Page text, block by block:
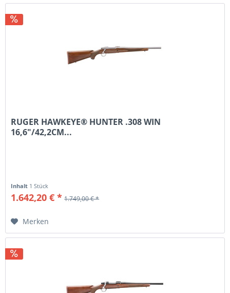
RUGER HAWKEYE® HUNTER .308 WIN
16,6"/42,2CM...
Inhalt 1 Stück
1.642,20 € * 1.749,00 € *
Merken